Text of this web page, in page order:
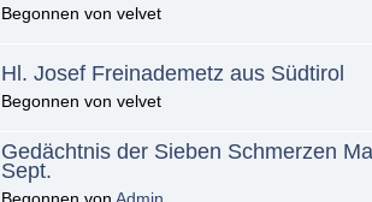
Begonnen von velvet
Hl. Josef Freinademetz aus Südtirol
Begonnen von velvet
Gedächtnis der Sieben Schmerzen
Sept.